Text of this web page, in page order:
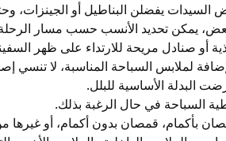
السيدات يفضلن البناطيل أو الجينزات،
يمكن تحديد الأنسب حسب مسار الرحلة
أو صنادل مريحة للارتداء على ظهر
لملابس السباحة المناسبة، لا
البدلة الأساسية للبلل.
السباحة في حال الرغبة بذلك.
بأكمام، قمصان بدون أكمام، أو غيرها